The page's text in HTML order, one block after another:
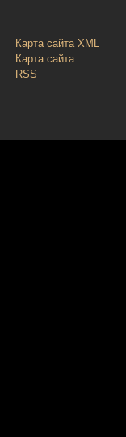
Карта сайта XML
Карта сайта
RSS